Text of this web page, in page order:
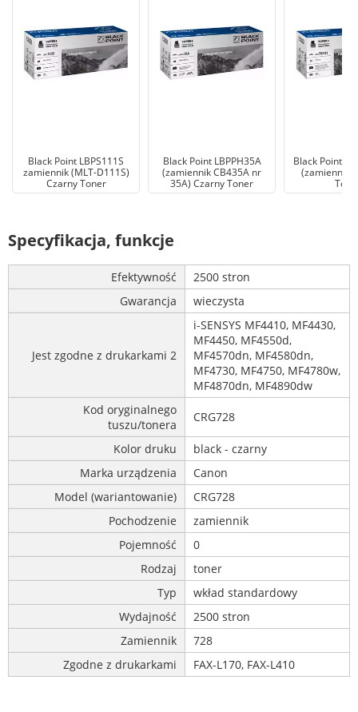
Black Point LBPS111S
zamiennik (MLT-D111S)
Czarny Toner
Black Point LBPPH35A
(zamiennik CB435A nr
35A) Czarny Toner
Black Point
(zamiennik
Specyfikacja, funkcje
Efektywność
2500 stron
Gwarancja
wieczysta
Jest zgodne z drukarkami 2
i-SENSYS MF4410, MF4430,
MF4450, MF4550d,
MF4570dn, MF4580dn,
MF4730, MF4750, MF4780w,
MF4870dn, MF4890dw
Kod oryginalnego
tuszu/tonera
CRG728
Kolor druku
black - czarny
Marka urządzenia
Canon
Model (wariantowanie)
CRG728
Pochodzenie
zamiennik
Pojemność
0
Rodzaj
toner
Typ
wkład standardowy
Wydajność
2500 stron
Zamiennik
728
Zgodne z drukarkami
FAX-L170, FAX-L410